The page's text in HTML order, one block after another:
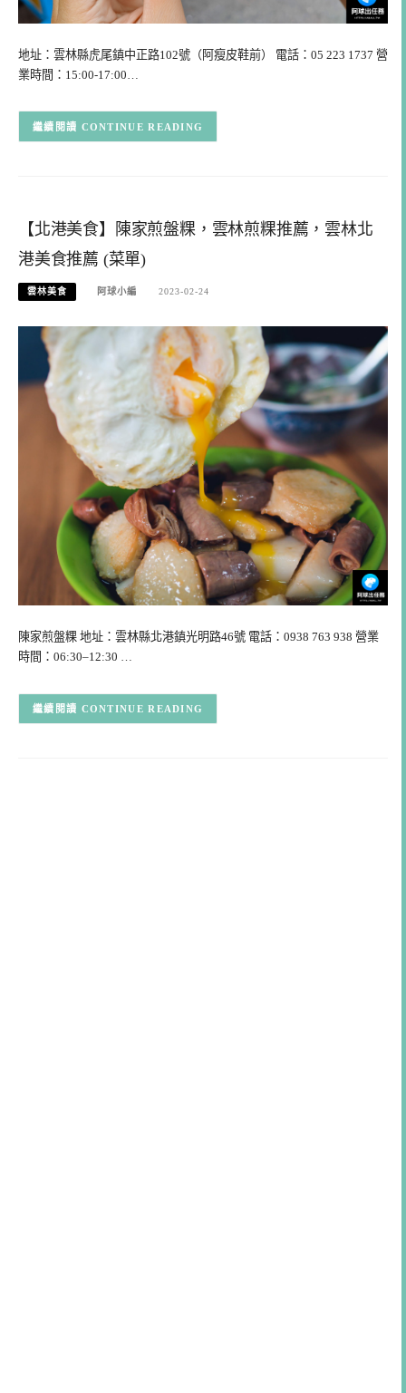
地址：雲林縣虎尾鎮中正路102號（阿瘦皮鞋前） 電話：05 223 1737 營
業時間：15:00-17:00…
CONTINUE READING
【北港美食】陳家煎盤粿，雲林煎粿推薦，雲林北
港美食推薦 (菜單)
雲林美食 阿球小編 2023-02-24
陳家煎盤粿 地址：雲林縣北港鎮光明路46號 電話：0938 763 938 營業
時間：06:30–12:30 …
CONTINUE READING